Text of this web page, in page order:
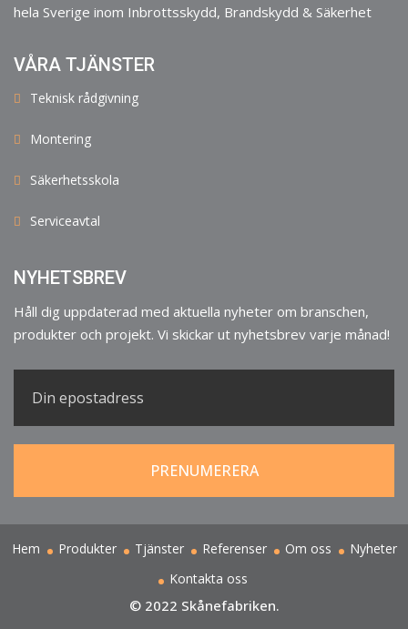
hela Sverige inom Inbrottsskydd, Brandskydd & Säkerhet
VÅRA TJÄNSTER
Teknisk rådgivning
Montering
Säkerhetsskola
Serviceavtal
NYHETSBREV
Håll dig uppdaterad med aktuella nyheter om branschen,
produkter och projekt. Vi skickar ut nyhetsbrev varje månad!
© 2022 Skånefabriken.
Hem Produkter Tjänster Referenser Om oss
Nyheter
Kontakta oss